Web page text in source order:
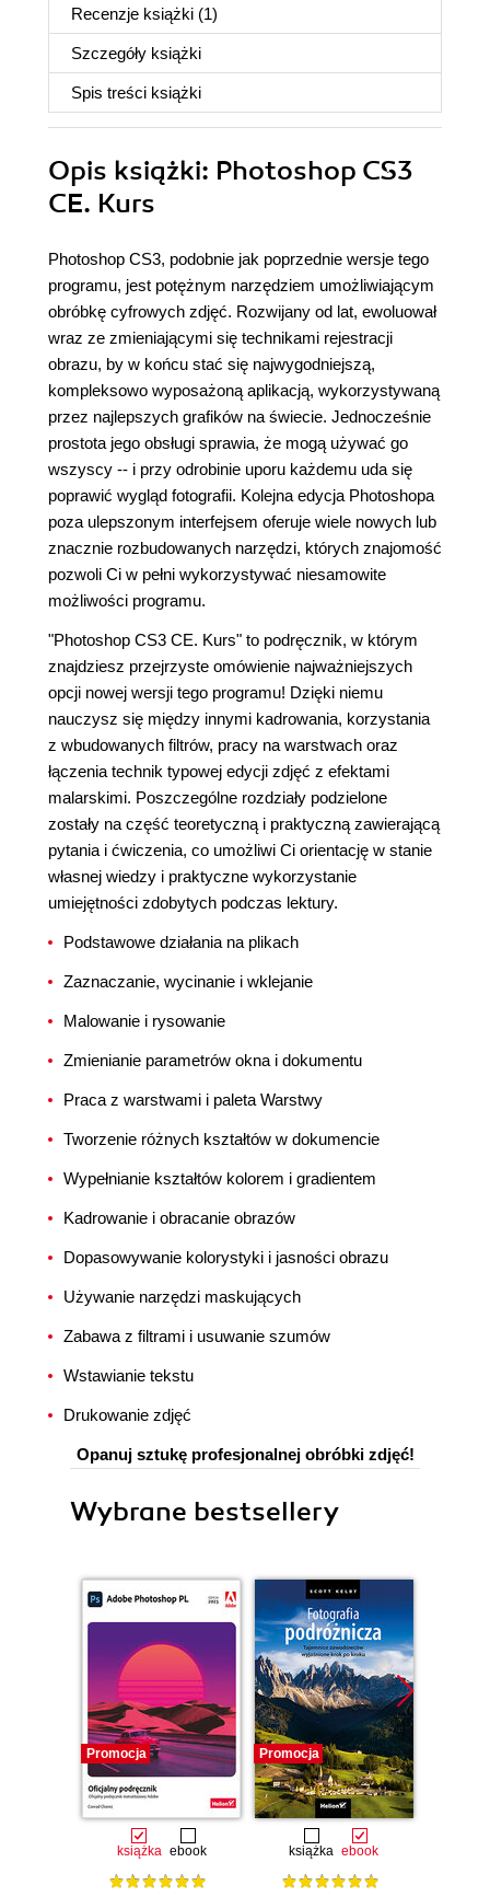
Recenzje książki (1)
Szczegóły książki
Spis treści książki
Opis książki: Photoshop CS3
CE. Kurs
Photoshop CS3, podobnie jak poprzednie wersje tego
programu, jest potężnym narzędziem umożliwiającym
obróbkę cyfrowych zdjęć. Rozwijany od lat, ewoluował
wraz ze zmieniającymi się technikami rejestracji
obrazu, by w końcu stać się najwygodniejszą,
kompleksowo wyposażoną aplikacją, wykorzystywaną
przez najlepszych grafików na świecie. Jednocześnie
prostota jego obsługi sprawia, że mogą używać go
wszyscy -- i przy odrobinie uporu każdemu uda się
poprawić wygląd fotografii. Kolejna edycja Photoshopa
poza ulepszonym interfejsem oferuje wiele nowych lub
znacznie rozbudowanych narzędzi, których znajomość
pozwoli Ci w pełni wykorzystywać niesamowite
możliwości programu.
"Photoshop CS3 CE. Kurs" to podręcznik, w którym
znajdziesz przejrzyste omówienie najważniejszych
opcji nowej wersji tego programu! Dzięki niemu
nauczysz się między innymi kadrowania, korzystania
z wbudowanych filtrów, pracy na warstwach oraz
łączenia technik typowej edycji zdjęć z efektami
malarskimi. Poszczególne rozdziały podzielone
zostały na część teoretyczną i praktyczną zawierającą
pytania i ćwiczenia, co umożliwi Ci orientację w stanie
własnej wiedzy i praktyczne wykorzystanie
umiejętności zdobytych podczas lektury.
Podstawowe działania na plikach
Zaznaczanie, wycinanie i wklejanie
Malowanie i rysowanie
Zmienianie parametrów okna i dokumentu
Praca z warstwami i paleta Warstwy
Tworzenie różnych kształtów w dokumencie
Wypełnianie kształtów kolorem i gradientem
Kadrowanie i obracanie obrazów
Dopasowywanie kolorystyki i jasności obrazu
Używanie narzędzi maskujących
Zabawa z filtrami i usuwanie szumów
Wstawianie tekstu
Drukowanie zdjęć
Opanuj sztukę profesjonalnej obróbki zdjęć!
Wybrane bestsellery
Promocja
książka ebook
Promocja
książka ebook